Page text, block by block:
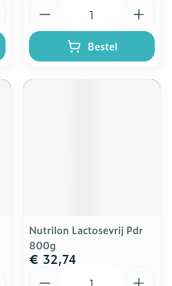
Bestel
Nutrilon Lactosevrij Pdr
800g
€ 32,74